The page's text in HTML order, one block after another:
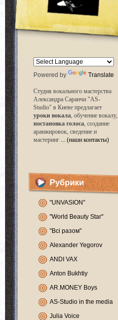
Powered by Translate
Студия вокального мастерства
Александра Саранчи "AS-
Studio" в Киеве предлагает
уроки вокала, обучение вокалу,
постановка голоса, создание
аранжировок, сведение и
мастеринг ... (наши контакты)
Рубрики
"UNVASION"
"World Beauty Star"
"Всі разом"
Alexander Yegorov
ANDI VAX
Anton Bukhtiy
AR.MONEY Boys
AS-Studio in the media
Julia Voice